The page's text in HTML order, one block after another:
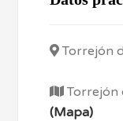
Torrejón
Torrejón
(Mapa)